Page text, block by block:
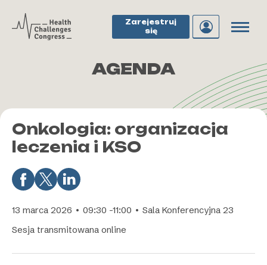
Zarejestruj
się
AGENDA
Onkologia: organizacja
leczenia i KSO
13 marca 2026 • 09:30 -11:00 • Sala Konferencyjna 23
Sesja transmitowana online